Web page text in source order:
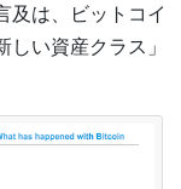
及は、ビットコイ
い資産クラス」